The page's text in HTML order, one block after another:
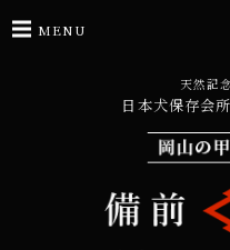
MENU
天然記
日本犬保存会